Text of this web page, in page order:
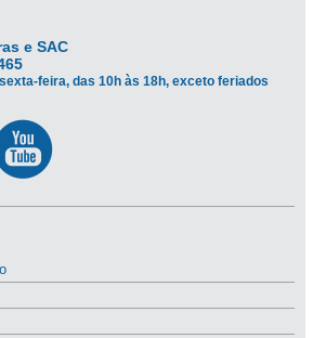
e SAC
feira, das 10h às 18h, exceto feriados